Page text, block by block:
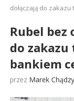
dołączają do
Rubel bez
do
bankiem
przez Marek